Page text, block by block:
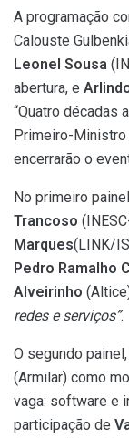
A programação
Calouste
Leonel Sousa
abertura, e
“Quatro décadas
Primeiro-Ministro
encerrarão o
No primeiro
Trancoso
Marques(LINK/
Pedro Ramalho
Alveirinho
redes e serviços”.
O segundo
(Armilar) como
vaga: software e
participação de